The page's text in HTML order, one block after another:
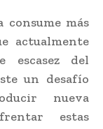
más
actualmente
escasez del
un desafío
nueva
estas